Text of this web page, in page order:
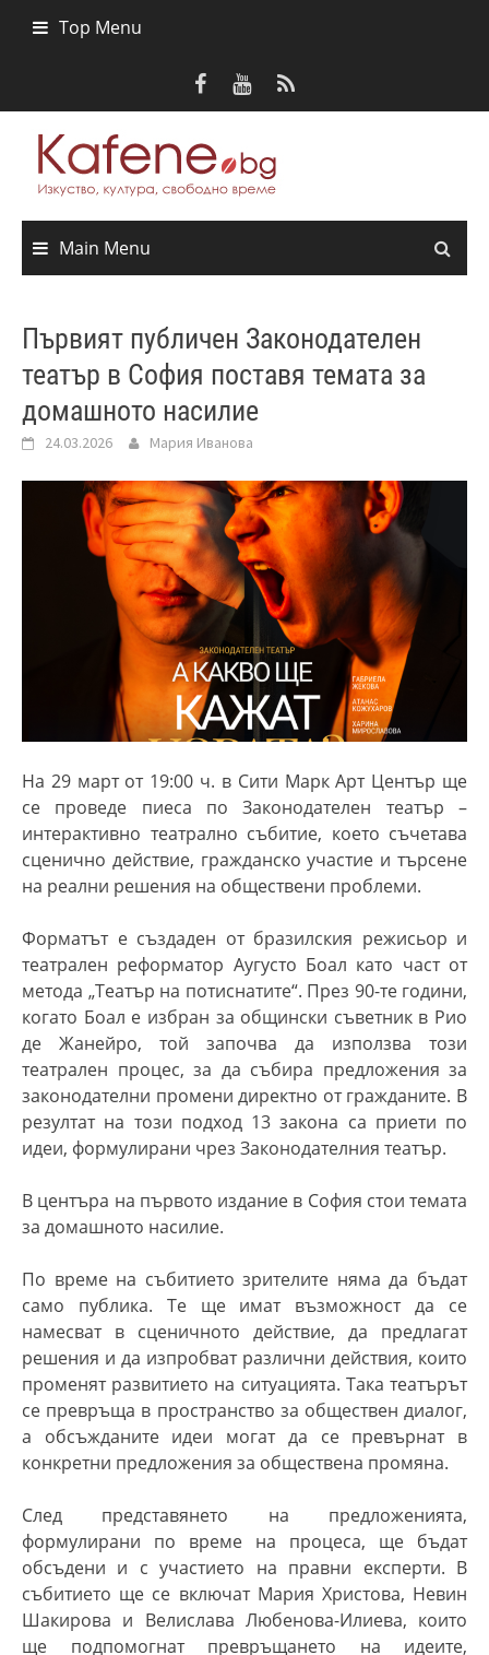
Top Menu
Main Menu
Първият публичен Законодателен
театър в София поставя темата за
домашното насилие
24.03.2026 Мария Иванова
На 29 март от 19:00 ч. в Сити Марк Арт Център ще
се проведе пиеса по Законодателен театър –
интерактивно театрално събитие, което съчетава
сценично действие, гражданско участие и търсене
на реални решения на обществени проблеми.
Форматът е създаден от бразилския режисьор и
театрален реформатор Аугусто Боал като част от
метода „Театър на потиснатите“. През 90-те години,
когато Боал е избран за общински съветник в Рио
де Жанейро, той започва да използва този
театрален процес, за да събира предложения за
законодателни промени директно от гражданите. В
резултат на този подход 13 закона са приети по
идеи, формулирани чрез Законодателния театър.
В центъра на първото издание в София стои темата
за домашното насилие.
По време на събитието зрителите няма да бъдат
само публика. Те ще имат възможност да се
намесват в сценичното действие, да предлагат
решения и да изпробват различни действия, които
променят развитието на ситуацията. Така театърът
се превръща в пространство за обществен диалог,
а обсъжданите идеи могат да се превърнат в
конкретни предложения за обществена промяна.
След представянето на предложенията,
формулирани по време на процеса, ще бъдат
обсъдени и с участието на правни експерти. В
събитието ще се включат Мария Христова, Невин
Шакирова и Велислава Любенова-Илиева, които
ще подпомогнат превръщането на идеите,